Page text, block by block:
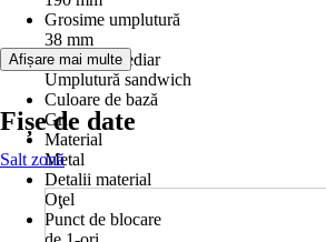
Grosime umplutură
38 mm
Strat intermediar
Umplutură sandwich
Culoare de bază
Gri
Material
Metal
Detalii material
Oţel
Punct de blocare
Afișare mai multe
Fișe de date
Salt zonă